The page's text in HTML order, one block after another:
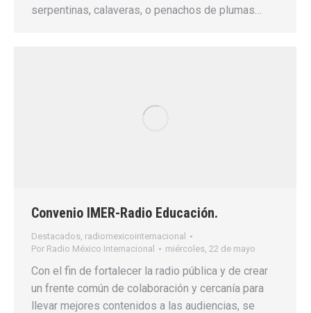
serpentinas, calaveras, o penachos de plumas…
Convenio IMER-Radio Educación.
Destacados radiomexicointernacional
Por Radio México Internacional miércoles, 22 de mayo
Con el fin de fortalecer la radio pública y de crear
un frente común de colaboración y cercanía para
llevar mejores contenidos a las audiencias, se